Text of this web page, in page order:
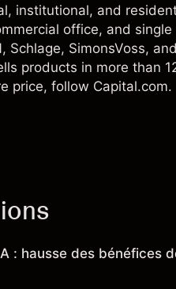
institutional, and
office, and
SimonsVoss,
products in more than
price, follow Capital.com.
: hausse des bénéfices